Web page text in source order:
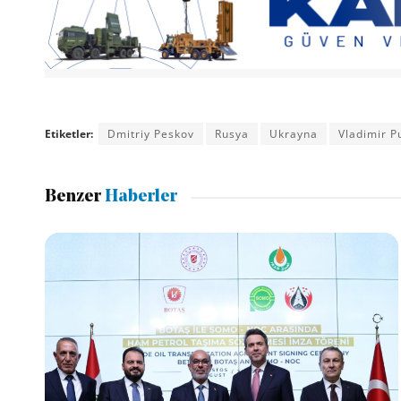
Etiketler: Dmitriy Peskov Rusya Ukrayna Vladimir
BenzerHaberler